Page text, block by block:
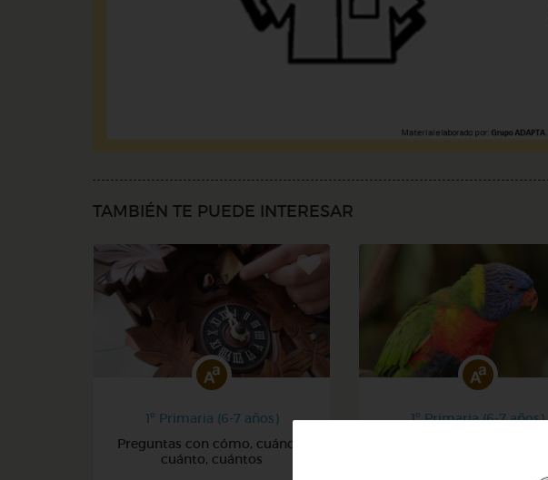
TAMBIÉN TE PUEDE INTERESAR
1º Primaria (6-7 años)
Preguntas con cómo, cuándo,
cuánto, cuántos
1º Primaria (6-7 años)